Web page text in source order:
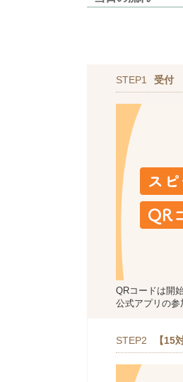
STEP1 受付
QRコードは開
公式アプリの
STEP2 【15